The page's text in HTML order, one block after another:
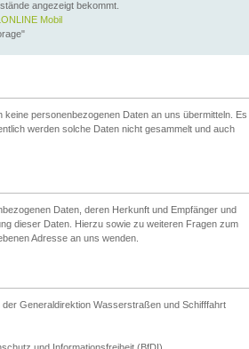
angezeigt bekommt.
Mobil
personenbezogenen Daten an uns übermitteln. Es
werden solche Daten nicht gesammelt und auch
Daten, deren Herkunft und Empfänger und
dieser Daten. Hierzu sowie zu weiteren Fragen zum
Adresse an uns wenden.
Generaldirektion Wasserstraßen und Schifffahrt